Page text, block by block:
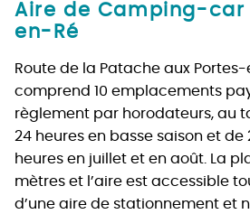
Aire de Camping-car
en-Ré
Route de la Patache aux
comprend 10 emplacements
règlement par horodateurs, au
24 heures en basse saison et de
heures en juillet et en août. La
mètres et l’aire est accessible
d’une aire de stationnement et